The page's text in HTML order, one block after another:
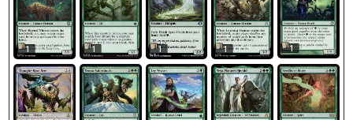
1 1 1 1 1